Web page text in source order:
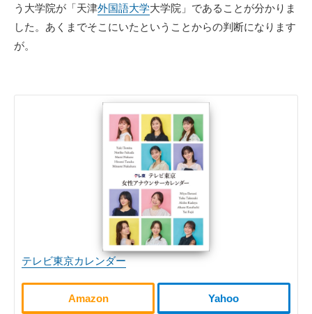
う大学院が「天津外国語大学大学院」であることが分かりま
した。あくまでそこにいたということからの判断になります
が。
テレビ東京カレンダー
Amazon Yahoo